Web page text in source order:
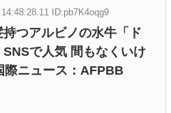
ID:pb7K4oqg9
つアルビノの水牛「ド
で人気 間もなくいけ
ニュース：AFPBB